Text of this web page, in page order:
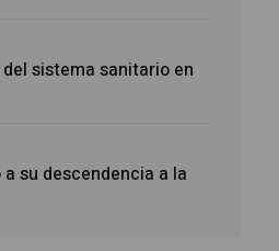
sistema sanitario en
su descendencia a la